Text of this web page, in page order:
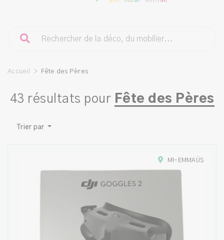
Accueil > Fête des Pères
43 résultats pour Fête des Pères
Trier par
MI-EMMAÜS